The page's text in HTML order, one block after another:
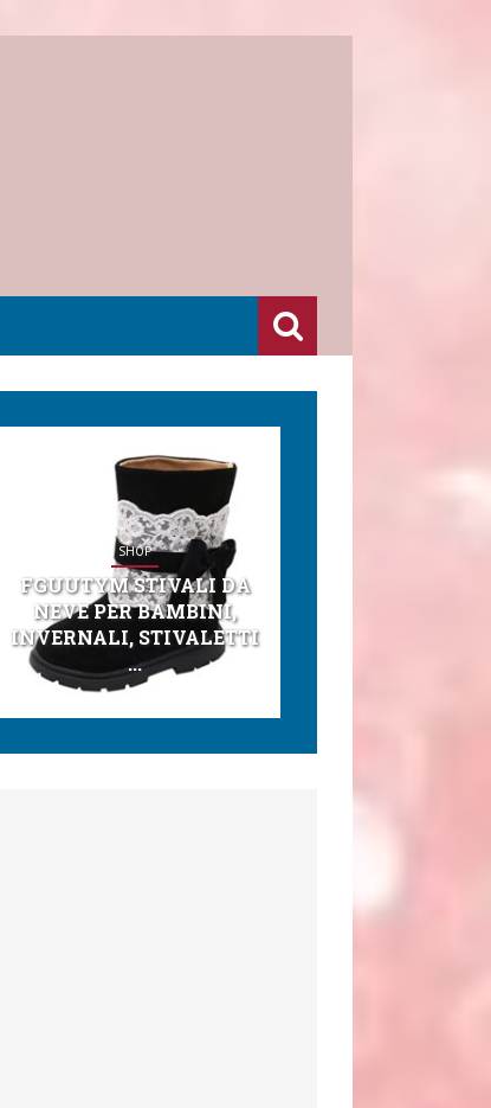
SHOP
FGUUTYM STIVALI DA
NEVE PER BAMBINI,
INVERNALI, STIVALETTI
...